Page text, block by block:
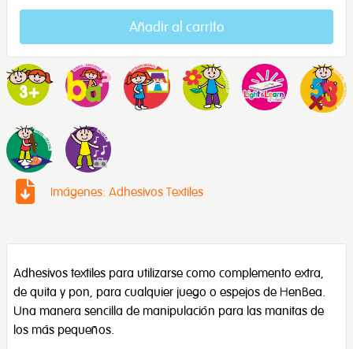
Añadir al carrito
Imágenes: Adhesivos Textiles
Adhesivos textiles para utilizarse como complemento extra,
de quita y pon, para cualquier juego o espejos de HenBea.
Una manera sencilla de manipulación para las manitas de
los más pequeños.